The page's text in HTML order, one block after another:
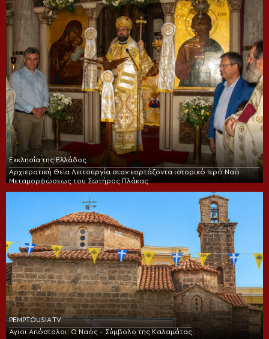
Εκκλησία της Ελλάδος
Αρχιερατική Θεία Λειτουργία στον εορτάζοντα ιστορικό Ιερό Ναό
Μεταμορφώσεως του Σωτήρος Πλάκας
PEMPTOUSIA TV
Άγιοι Απόστολοι: Ο Ναός – Σύμβολο της Καλαμάτας